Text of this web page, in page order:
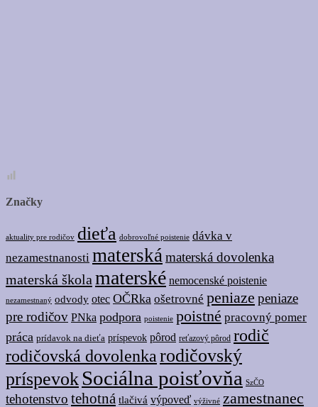
Značky
aktuality pre rodičov dieťa dobrovoľné poistenie dávka v
nezamestnanosti materskámaterská dovolenka
materská školamaterské nemocenské poistenie
nezamestnaný odvody otec OČRka ošetrovné peniaze peniaze
pre rodičov PNka podpora poistenie poistné pracovný pomer
práca prídavok na dieťa príspevok pôrod reťazový pôrod rodič
rodičovská dovolenkarodičovský
príspevok Sociálna poisťovňa SzČO
tehotenstvo tehotná tlačivá výpoveď výživné zamestnanec